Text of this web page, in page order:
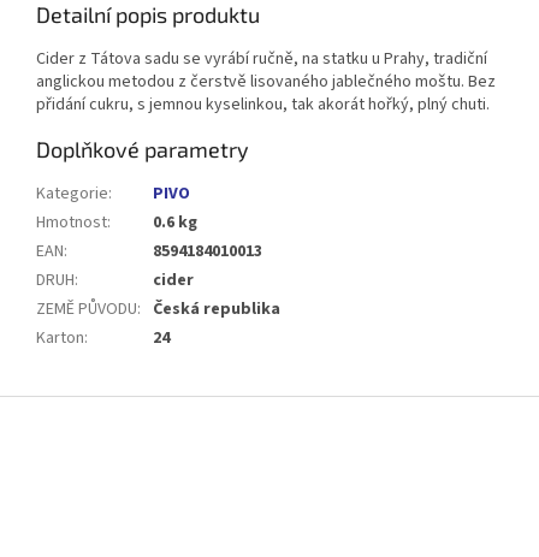
Detailní popis produktu
Cider z Tátova sadu se vyrábí ručně, na statku u Prahy, tradiční
anglickou metodou z čerstvě lisovaného jablečného moštu. Bez
přidání cukru, s jemnou kyselinkou, tak akorát hořký, plný chuti.
Doplňkové parametry
Kategorie:
PIVO
Hmotnost:
0.6 kg
EAN:
8594184010013
DRUH:
cider
ZEMĚ PŮVODU: Česká republika
Karton: 24